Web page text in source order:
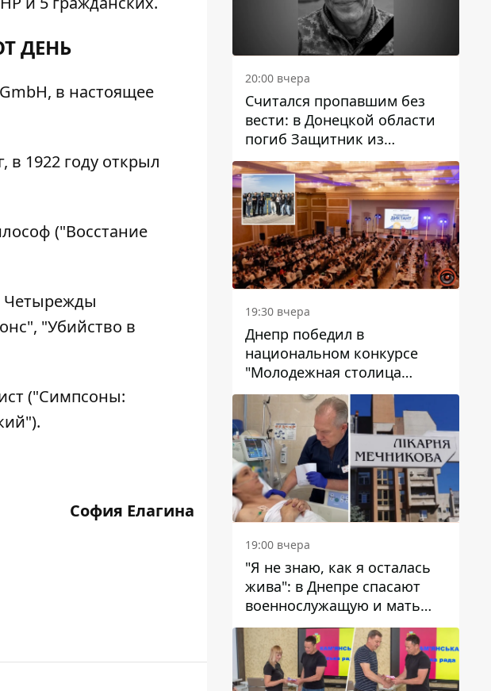
ДЕНЬ
в настоящее
в 1922 году открыл
("Восстание
Четырежды
"Убийство в
("Симпсоны:
София Елагина
20:00 вчера
Считался пропавшим без
вести: в Донецкой области
погиб Защитник из
Каменского Антон
Красовский
19:30 вчера
Днепр победил в
национальном конкурсе
"Молодежная столица
Украины – 2026"
19:00 вчера
"Я не знаю, как я осталась
жива": в Днепре спасают
военнослужащую и мать
четверых детей, которую
ранил КАБ